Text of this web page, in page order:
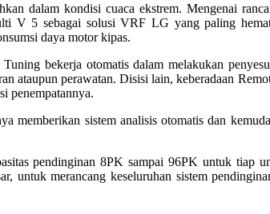
dalam kondisi cuaca ekstrem. Mengenai
5 sebagai solusi VRF LG yang paling
daya motor kipas.
bekerja otomatis dalam melakukan
ataupun perawatan. Disisi lain, keberadaan
penempatannya.
sistem analisis otomatis dan
pendinginan 8PK sampai 96PK untuk tiap
merancang keseluruhan sistem